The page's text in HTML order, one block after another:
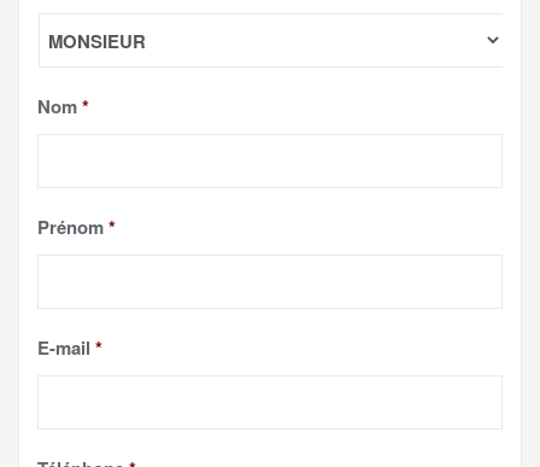
Nom*
Prénom*
E-mail *